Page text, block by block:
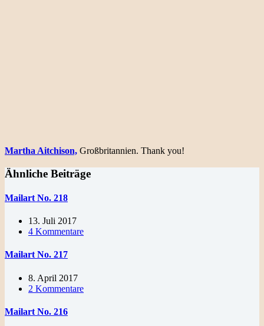
Martha Aitchison, Großbritannien. Thank you!
Ähnliche Beiträge
Mailart No. 218
13. Juli 2017
4 Kommentare
Mailart No. 217
8. April 2017
2 Kommentare
Mailart No. 216